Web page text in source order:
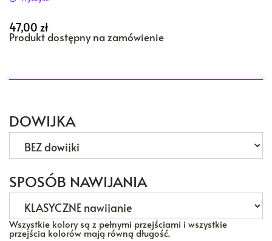
47,00 zł
Produkt dostępny na zamówienie
DOWIJKA
SPOSÓB NAWIJANIA
Wszystkie kolory są z pełnymi przejściami i wszystkie
przejścia kolorów mają równą długość.